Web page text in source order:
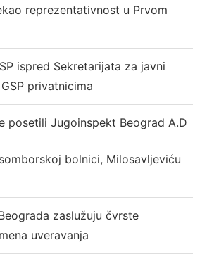
reprezentativnost u Prvom
ispred Sekretarijata za javni
privatnicima
posetili Jugoinspekt Beograd A.D
bolnici, Milosavljeviću
zaslužuju čvrste
uveravanja